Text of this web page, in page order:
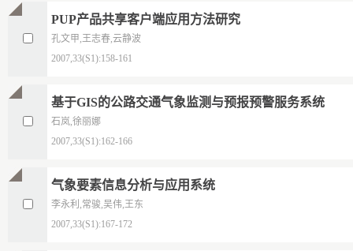
PUP产品共享客户端应用方法研究
孔文甲,王志春,云静波
2007,33(S1):158-161
基于GIS的公路交通气象监测与预报预警服务系统
石岚,徐丽娜
2007,33(S1):162-166
气象要素信息分析与应用系统
李永利,常骏,吴伟,王东
2007,33(S1):167-172